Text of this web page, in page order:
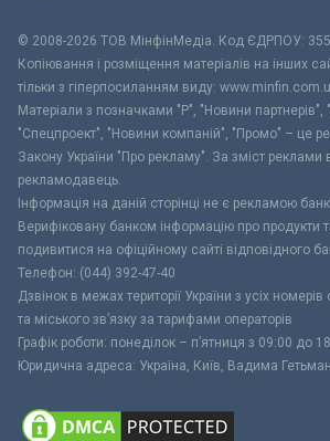
© 2008-2026 ТОВ МiнфiнМедiа. Код ЄДРПОУ:
Копіювання і розміщення матеріалів на інших
тільки з гіперпосиланням виду:
Матеріали з позначками "Р", "Новини партнерів",
"Спецпроект", "Новини компаній", "Промо" – це
Закону України "Про рекламу". За зміст реклами
рекламодавець.
Інформація на даній сторінці не є рекламою
Верифіковану банком інформацію про продукти
подивитися на офіційному сайті відповідного
Телефон: (044) 392-47-40
Дзвінок в межах території України з усіх
та міського зв’язку за тарифами операторів
Графік роботи: понеділок – п’ятниця з 09:00 до
Юридична адреса: Україна, Київ, Вадима